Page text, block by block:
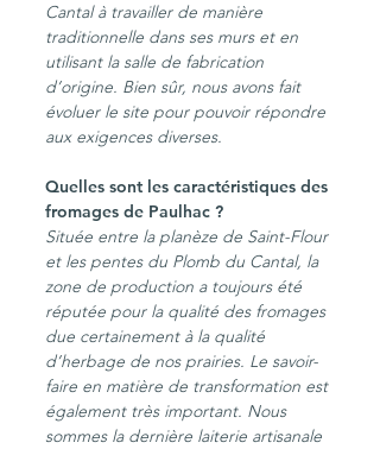
Cantal à travailler de manière
traditionnelle dans ses murs et en
utilisant la salle de fabrication
d’origine. Bien sûr, nous avons fait
évoluer le site pour pouvoir répondre
aux exigences diverses.
Quelles sont les caractéristiques des
fromages de Paulhac ?
Située entre la planèze de Saint-Flour
et les pentes du Plomb du Cantal, la
zone de production a toujours été
réputée pour la qualité des fromages
due certainement à la qualité
d’herbage de nos prairies. Le savoir-
faire en matière de transformation est
également très important. Nous
sommes la dernière laiterie artisanale